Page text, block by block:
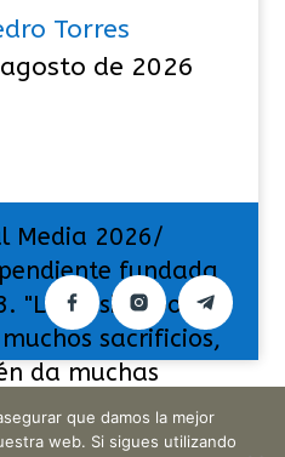
Torres
de 2026
Media 2026/
fundada
"La pasión por
sacrificios,
da muchas
que damos la mejor
web. Si sigues utilizando